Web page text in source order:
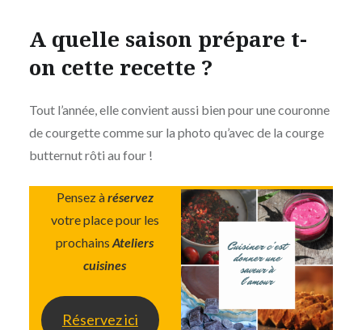
A quelle saison prépare t-
on cette recette ?
Tout l’année, elle convient aussi bien pour une couronne
de courgette comme sur la photo qu’avec de la courge
butternut rôti au four !
Pensez àréservez
votre place pour les
prochainsAteliers
cuisines
Réservez ici